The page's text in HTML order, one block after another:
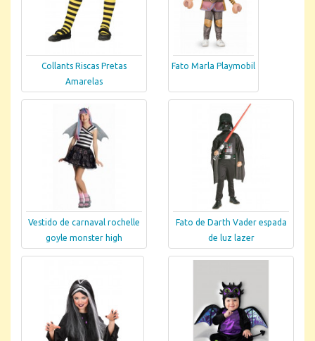
Collants Riscas Pretas
Amarelas
Fato Marla Playmobil
Vestido de carnaval rochelle
goyle monster high
Fato de Darth Vader espada
de luz lazer